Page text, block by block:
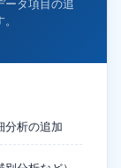
ータ項目の追
分析の追加